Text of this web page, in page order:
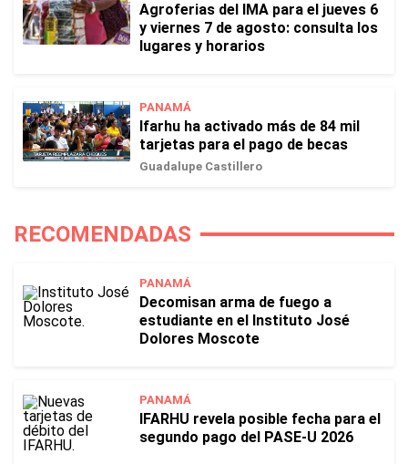
Agroferias del IMA para el jueves 6
y viernes 7 de agosto: consulta los
lugares y horarios
PANAMÁ
Ifarhu ha activado más de 84 mil
tarjetas para el pago de becas
Guadalupe Castillero
RECOMENDADAS
PANAMÁ
Decomisan arma de fuego a
estudiante en el Instituto José
Dolores Moscote
PANAMÁ
IFARHU revela posible fecha para el
segundo pago del PASE-U 2026